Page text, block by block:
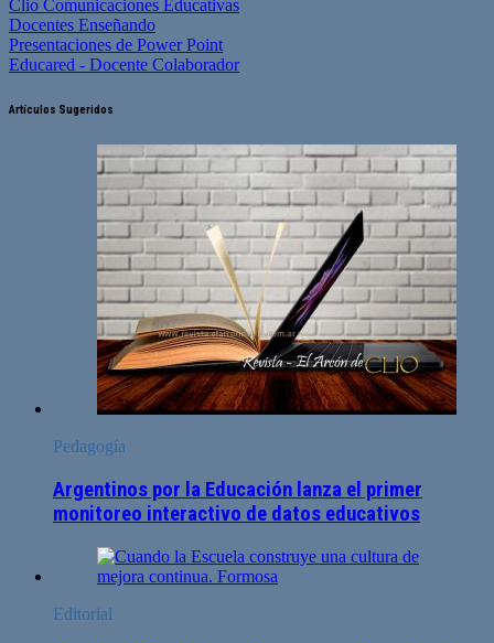
Clio Comunicaciones Educativas
Docentes Enseñando
Presentaciones de Power Point
Educared - Docente Colaborador
Artículos Sugeridos
Pedagogía
Argentinos por la Educación lanza el primer
monitoreo interactivo de datos educativos
Editorial